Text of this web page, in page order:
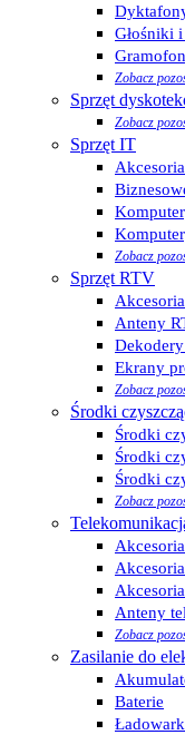
Głośniki
Zobacz
Sprzęt
Zobacz
Sprzęt IT
Zobacz
Sprzęt RTV
Anteny
Ekrany
Zobacz
Środki
Środki
Środki
Środki
Zobacz
Anteny
Zobacz
Zasilanie do
Baterie